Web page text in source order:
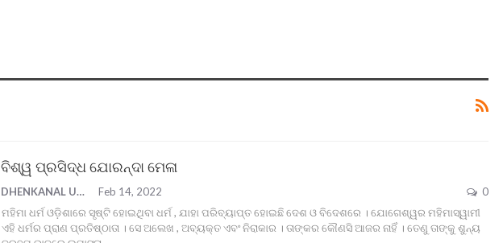
ବିଶ୍ୱ ପ୍ରସିଦ୍ଧ ଯୋରନ୍ଦା ମେଳା
DHENKANAL UPDATE Feb 14, 2022
0
ମହିମା ଧର୍ମ ଓଡ଼ିଶାରେ ସୃଷ୍ଟି ହୋଇଥିବା ଧର୍ମ , ଯାହା ପରିବ୍ୟାପ୍ତ ହୋଇଛି ଦେଶ ଓ ବିଦେଶରେ । ଯୋଗେଶ୍ୱର ମହିମାସ୍ୱାମୀ
ଏହି ଧର୍ମର ପ୍ରାଣ ପ୍ରତିଷ୍ଠାତା । ସେ ଅଲେଖ , ଅବ୍ୟକ୍ତ ଏବଂ ନିରାକାର । ତାଙ୍କର କୌଣସି ଆଜର ନାହିଁ । ତେଣୁ ତାଙ୍କୁ ଶୁନ୍ୟ